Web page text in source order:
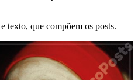
texto, que compõem os posts.